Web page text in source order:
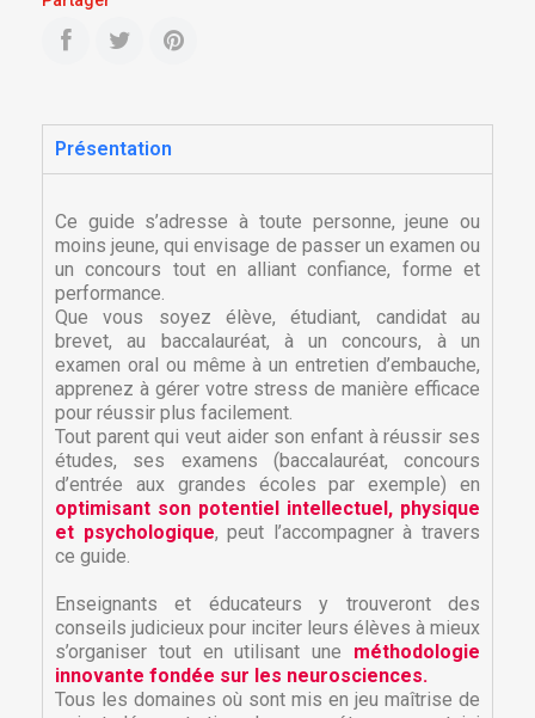
Présentation
Ce guide s’adresse à toute personne, jeune ou
moins jeune, qui envisage de passer un examen ou
un concours tout en alliant confiance, forme et
performance.
Que vous soyez élève, étudiant, candidat au
brevet, au baccalauréat, à un concours, à un
examen oral ou même à un entretien d’embauche,
apprenez à gérer votre stress de manière efficace
pour réussir plus facilement.
Tout parent qui veut aider son enfant à réussir ses
études, ses examens (baccalauréat, concours
d’entrée aux grandes écoles par exemple) en
optimisant son potentiel intellectuel, physique
et psychologique, peut l’accompagner à travers
ce guide.
Enseignants et éducateurs y trouveront des
conseils judicieux pour inciter leurs élèves à mieux
s’organiser tout en utilisant une méthodologie
innovante fondée sur les neurosciences.
Tous les domaines où sont mis en jeu maîtrise de